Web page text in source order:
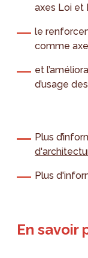
axes Loi et
le
comme
et
d’usage
Plus
Plus
En savoir